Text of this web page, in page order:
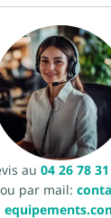
au 04 26 78
par mail: